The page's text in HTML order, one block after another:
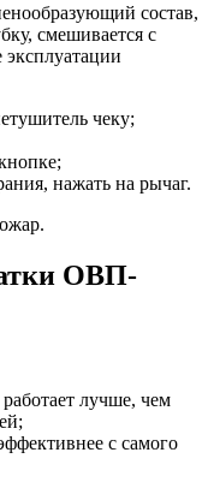
состав,
смешивается с
эксплуатации
чеку;
нажать на рычаг.
ОВП-
лучше, чем
с самого